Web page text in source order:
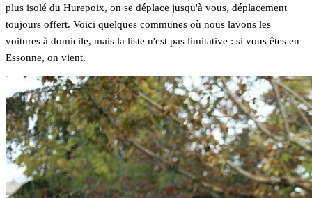
plus isolé du Hurepoix, on se déplace jusqu'à vous, déplacement
toujours offert. Voici quelques communes où nous lavons les
voitures à domicile, mais la liste n'est pas limitative : si vous êtes en
Essonne, on vient.